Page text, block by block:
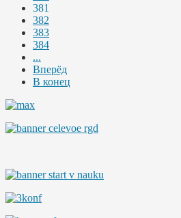
381
382
383
384
...
Вперёд
В конец